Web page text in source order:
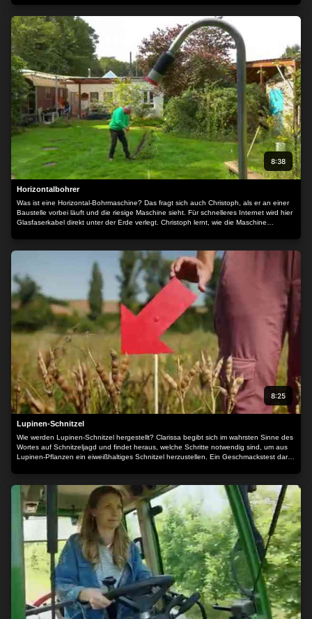
diesem Jahr gibt es übrigens eine neue olympische Sportart: Breakdance! Ob
Johannes es wohl bis zum "freeze" schafft?
8:38
Horizontalbohrer
Was ist eine Horizontal-Bohrmaschine? Das fragt sich auch Christoph, als er an einer
Baustelle vorbei läuft und die riesige Maschine sieht. Für schnelleres Internet wird hier
Glasfaserkabel direkt unter der Erde verlegt. Christoph lernt, wie die Maschine
Garten versucht Christoph schließlich seinen Gartenschlauch mit einem
selbstgebauten Horizontalbohrer unterirdisch zu verlegen…
8:25
Lupinen-Schnitzel
Wie werden Lupinen-Schnitzel hergestellt? Clarissa begibt sich im wahrsten Sinne des
Wortes auf Schnitzeljagd und findet heraus, welche Schritte notwendig sind, um aus
Lupinen-Pflanzen ein eiweißhaltiges Schnitzel herzustellen. Ein Geschmackstest darf